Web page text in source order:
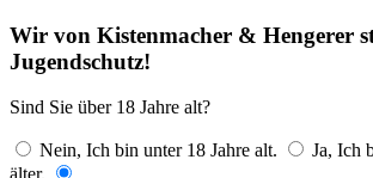
Wir von Kistenmacher & Hengerer
Jugendschutz!
Sind Sie über 18 Jahre alt?
Nein, Ich bin unter 18 Jahre alt.
Ja, Ich